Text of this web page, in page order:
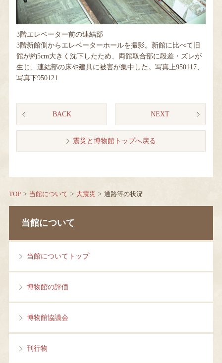
3階エレベーター前の連結部
3階新館側からエレベーターホールを撮影。新館に比べて旧
館が約5cm大きく沈下したため、両館取合部に段差・ズレが
生じ、連結部の床や建具に被害が集中した。写真上950117、
写真下950121
BACK NEXT
震災と博物館トップへ戻る
TOP 当館について 大震災 通路等の状況
当館について
当館についてトップ
博物館の評価
博物館協議会
刊行物